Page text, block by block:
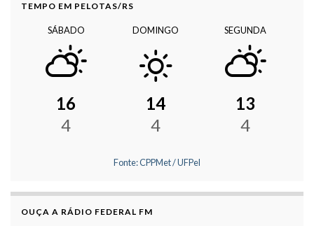
TEMPO EM PELOTAS/RS
SÁBADO
16
4
DOMINGO
14
4
SEGUNDA
13
4
Fonte: CPPMet / UFPel
OUÇA A RÁDIO FEDERAL FM